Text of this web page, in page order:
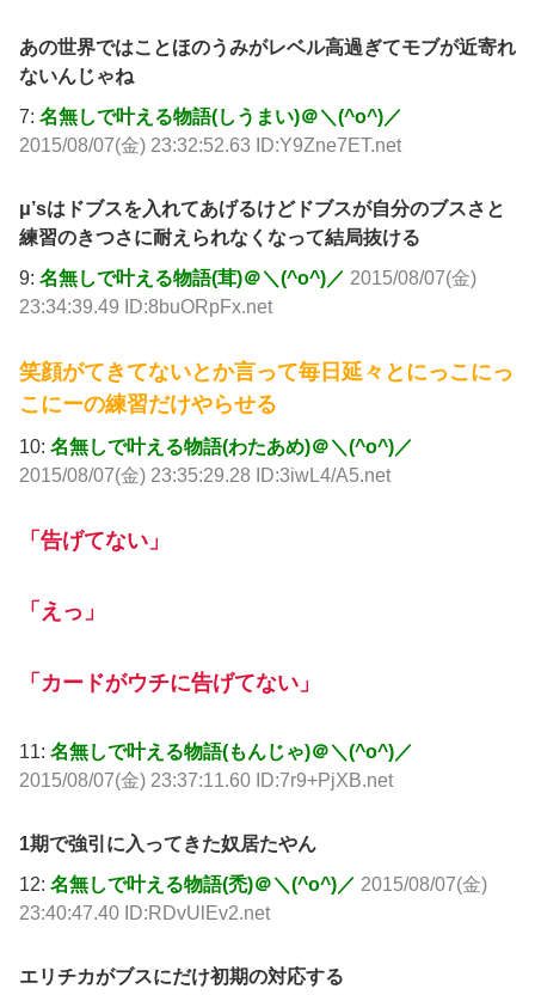
あの世界ではことほのうみがレベル高過ぎてモブが近寄れ
ないんじゃね
7: 名無しで叶える物語(しうまい)＠＼(^o^)／
2015/08/07(金) 23:32:52.63 ID:Y9Zne7ET.net
μ’sはドブスを入れてあげるけどドブスが自分のブスさと
練習のきつさに耐えられなくなって結局抜ける
9: 名無しで叶える物語(茸)＠＼(^o^)／ 2015/08/07(金)
23:34:39.49 ID:8buORpFx.net
笑顔がてきてないとか言って毎日延々とにっこにっ
こにーの練習だけやらせる
10: 名無しで叶える物語(わたあめ)＠＼(^o^)／
2015/08/07(金) 23:35:29.28 ID:3iwL4/A5.net
「告げてない」
「えっ」
「カードがウチに告げてない」
11: 名無しで叶える物語(もんじゃ)＠＼(^o^)／
2015/08/07(金) 23:37:11.60 ID:7r9+PjXB.net
1期で強引に入ってきた奴居たやん
12: 名無しで叶える物語(禿)＠＼(^o^)／ 2015/08/07(金)
23:40:47.40 ID:RDvUlEv2.net
エリチカがブスにだけ初期の対応する